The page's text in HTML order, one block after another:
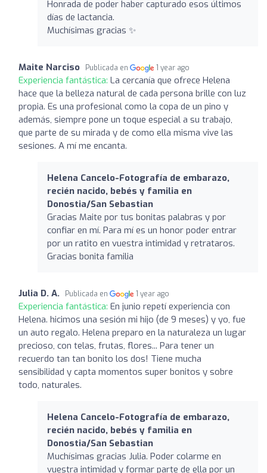
Honrada de poder haber capturado esos últimos
días de lactancia.
Muchísimas gracias ✨
Maite Narciso Publicada en 1 year ago
Experiencia fantástica: La cercanía que ofrece Helena
hace que la belleza natural de cada persona brille con luz
propia. Es una profesional como la copa de un pino y
además, siempre pone un toque especial a su trabajo,
que parte de su mirada y de como ella misma vive las
sesiones. A mí me encanta.
Helena Cancelo-Fotografía de embarazo,
recién nacido, bebés y familia en
Donostia/San Sebastian
Gracias Maite por tus bonitas palabras y por
confiar en mí. Para mí es un honor poder entrar
por un ratito en vuestra intimidad y retrataros.
Gracias bonita familia
Julia D. A. Publicada en 1 year ago
Experiencia fantástica: En junio repetí experiencia con
Helena. hicimos una sesión mi hijo (de 9 meses) y yo, fue
un auto regalo. Helena preparo en la naturaleza un lugar
precioso, con telas, frutas, flores... Para tener un
recuerdo tan tan bonito los dos! Tiene mucha
sensibilidad y capta momentos super bonitos y sobre
todo, naturales.
Helena Cancelo-Fotografía de embarazo,
recién nacido, bebés y familia en
Donostia/San Sebastian
Muchísimas gracias Julia. Poder colarme en
vuestra intimidad y formar parte de ella por un